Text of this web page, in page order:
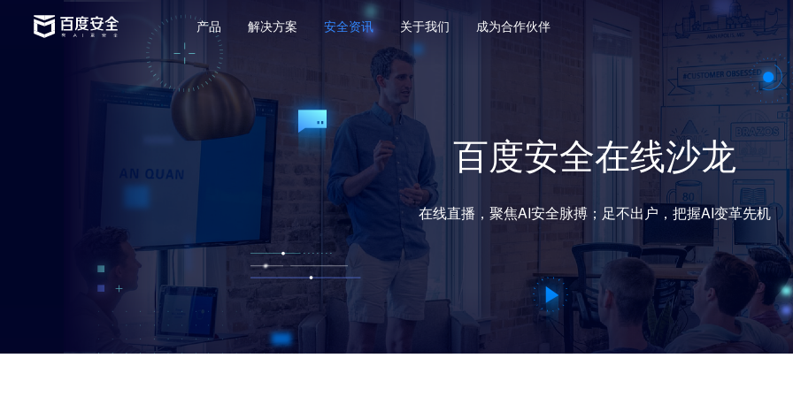
产品 解决方案 安全资讯 关于我们 成为合作伙伴
百度安全在线沙龙
在线直播，聚焦AI安全脉搏；足不出户，把握AI变革先机